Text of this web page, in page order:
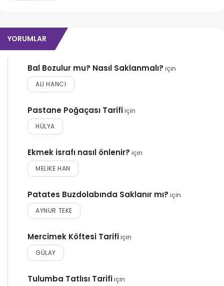
YORUMLAR
Bal Bozulur mu? Nasıl Saklanmalı? için
ALI HANCI
Pastane Poğaçası Tarifiiçin
HÜLYA
Ekmek israfı nasıl önlenir? için
MELIKE HAN
Patates Buzdolabında Saklanır mı? için
AYNUR TEKE
Mercimek Köftesi Tarifiiçin
GÜLAY
Tulumba Tatlısı Tarifiiçin